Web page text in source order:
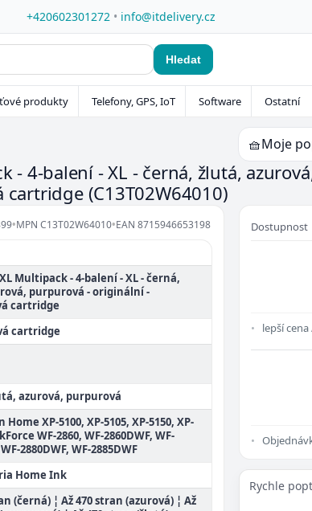
+420602301272 • info@itdelivery.cz
Hledat
produkty Telefony, GPS, IoT Software Ostatní
🧺Moje
- 4-balení - XL - černá, žlutá,
cartridge (C13T02W64010)
•MPN C13T02W64010•EAN 8715946653198
Multipack - 4-balení - XL - černá,
purpurová - originální -
cartridge
cartridge
azurová, purpurová
Home XP-5100, XP-5105, XP-5150, XP-
WF-2860, WF-2860DWF, WF-
2880DWF, WF-2885DWF
Home Ink
(černá) ¦ Až 470 stran (azurová) ¦ Až
Dostupnost
lepší
Rychle